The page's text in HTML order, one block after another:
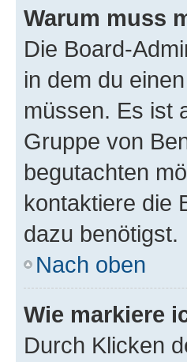
Warum muss
Die Board-
in dem du
müssen. Es ist
Gruppe von
begutachten
kontaktiere die
dazu benötigst.
Nach oben
Wie markiere
Durch Klicken